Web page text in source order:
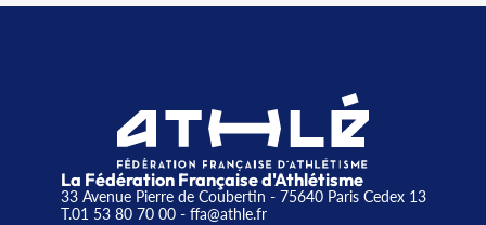
La Fédération Française d'Athlétisme
33 Avenue Pierre de Coubertin - 75640 Paris Cedex 13
T.01 53 80 70 00- ffa@athle.fr